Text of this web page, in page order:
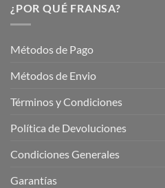
¿POR QUÉ FRANSA?
Métodos de Pago
Métodos de Envio
Términos y Condiciones
Política de Devoluciones
Condiciones Generales
Garantías